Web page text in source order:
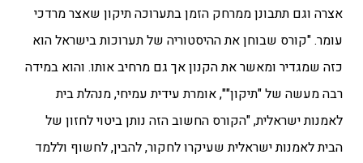
אצרה וגם תתבונן ממרחק הזמן בתערוכה תיקון שאצר מרדכי
עומר. "קורס שבוחן את ההיסטוריה של תערוכות בישראל הוא
כזה שמגדיר ומאשר את הקנון אך גם מרחיב אותו. והוא במידה
רבה מעשה של "תיקון"", אומרת עידית עמיחי, מנהלת בית
לאמנות ישראלית, "הקורס החשוב הזה נותן ביטוי לחזון של
הבית לאמנות ישראלית שעיקרו לחקור, להבין, לחשוף וללמד